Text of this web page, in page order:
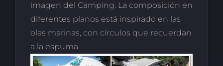
imagen del Camping. La composición en
diferentes planos está inspirado en las
olas marinas, con círculos que recuerdan
a la espuma.